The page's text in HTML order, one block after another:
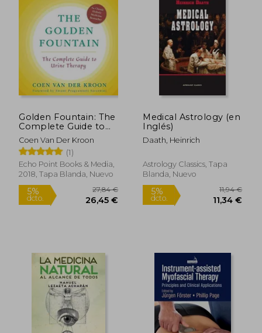
dcto. 89,06 € dcto.
Golden Fountain: The
Complete Guide to
Urine Therapy (en
Inglés)
Coen Van Der Kroon
(1)
Echo Point Books & Media,
2018, Tapa Blanda, Nuevo
Medical Astrology (en
Inglés)
Daath, Heinrich
Astrology Classics, Tapa
Blanda, Nuevo